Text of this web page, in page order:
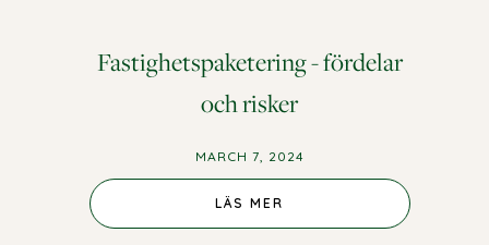
Fastighetspaketering - fördelar
och risker
MARCH 7, 2024
LÄS MER